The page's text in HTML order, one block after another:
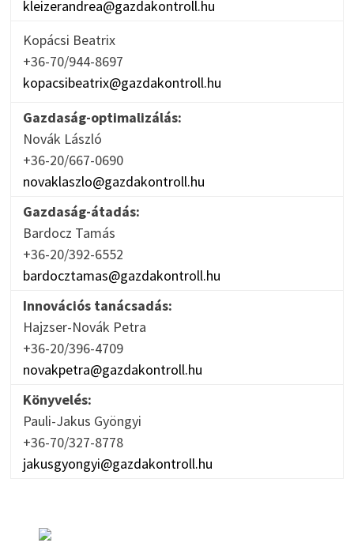
kleizerandrea@gazdakontroll.hu
Kopácsi Beatrix
+36-70/944-8697
kopacsibeatrix@gazdakontroll.hu
Gazdaság-optimalizálás:
Novák László
+36-20/667-0690
novaklaszlo@gazdakontroll.hu
Gazdaság-átadás:
Bardocz Tamás
+36-20/392-6552
bardocztamas@gazdakontroll.hu
Innovációs tanácsadás:
Hajzser-Novák Petra
+36-20/396-4709
novakpetra@gazdakontroll.hu
Könyvelés:
Pauli-Jakus Gyöngyi
+36-70/327-8778
jakusgyongyi@gazdakontroll.hu